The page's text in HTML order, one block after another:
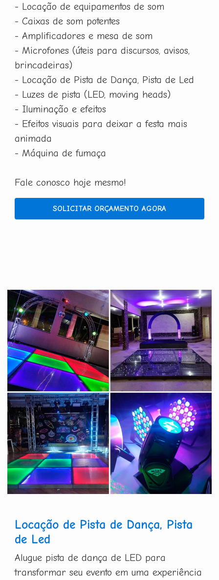
- Locação de equipamentos de som
- Caixas de som potentes
- Amplificadores e mesa de som
- Microfones (úteis para discursos, avisos,
brincadeiras)
- Locação de Pista de Dança, Pista de Led
- Luzes de pista (LED, moving heads)
- Iluminação e efeitos
- Efeitos visuais para deixar a festa mais
animada
- Máquina de fumaça
Fale conosco hoje mesmo!
SOLICITAR ORÇAMENTO AGORA
Locação de Pista de Dança, Pista
de Led
Alugue pista de dança de LED para
transformar seu evento em uma experiência